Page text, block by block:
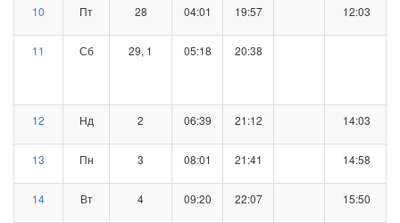
10 Пт 28 04:01 19:57 12:03
11 Сб 29, 1 05:18 20:38
12 Нд 2 06:39 21:12 14:03
13 Пн 3 08:01 21:41 14:58
14 Вт 4 09:20 22:07 15:50